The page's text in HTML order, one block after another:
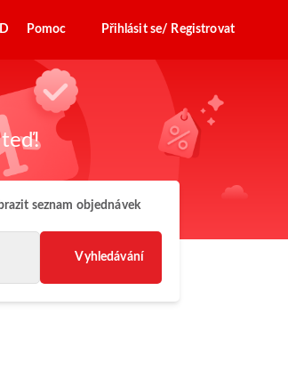
Pomoc Přihlásit se/ Registrovat
teď!
seznam objednávek
Vyhledávání